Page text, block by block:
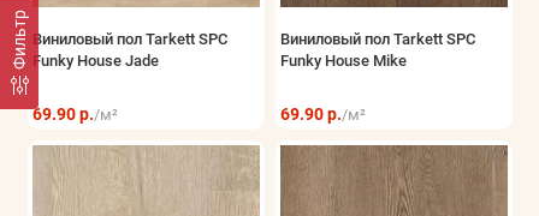
Фильтр Виниловый пол Tarkett SPC
Funky House Jade
69.90 р./м²
Виниловый пол Tarkett SPC
Funky House Mike
69.90 р./м²